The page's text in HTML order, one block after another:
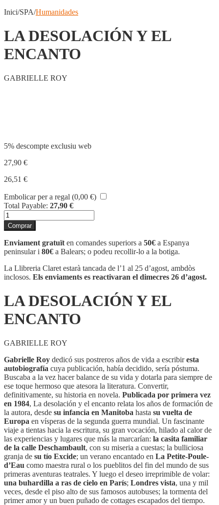
Inici/SPA/Humanidades
LA DESOLACIÓN Y EL
ENCANTO
GABRIELLE ROY
5% descompte exclusiu web
27,90 €
26,51 €
Embolicar per a regal (0,00 €)
Total Payable: 27,90 €
quantitat
de
LA
DESOLACIÓN
Y
EL
ENCANTO
Comprar
Enviament gratuït en comandes superiors a 50€ a Espanya
peninsular i 80€ a Balears; o podeu recollir-lo a la botiga.
La Llibreria Claret estarà tancada de l’1 al 25 d’agost, ambdòs
inclosos. Els enviaments es reactivaran el dimecres 26 d’agost.
LA DESOLACIÓN Y EL
ENCANTO
GABRIELLE ROY
Gabrielle Roy dedicó sus postreros años de vida a escribiresta
autobiografía cuya publicación, había decidido, sería póstuma.
Buscaba a la vez hacer balance de su vida y dotarla para siempre de
ese toque hermoso que atesora la literatura. Convertir,
definitivamente, su historia en novela. Publicada por primera vez
en 1984, La desolación y el encanto relata los años de formación de
la autora, desde su infancia en Manitoba hasta su vuelta de
Europa en vísperas de la segunda guerra mundial. Un fascinante
viaje a tientas hacia la escritura, su gran vocación, hilado al calor de
las experiencias y lugares que más la marcarían: la casita familiar
de la calle Deschambault, con su miseria a cuestas; la bulliciosa
granja de su tío Excide; un verano encantado en La Petite-Poule-
d’Eau como maestra rural o los pueblitos del fin del mundo de sus
primeras aventuras teatrales. Y luego el deseo irreprimible de volar:
una buhardilla a ras de cielo en París; Londres vista, una y mil
veces, desde el piso alto de sus famosos autobuses; la tormenta del
primer amor y un buen puñado de cottages escapados del tiempo.